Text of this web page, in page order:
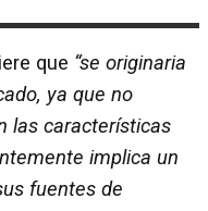
que “se originaria
ya que no
las características
implica un
fuentes de